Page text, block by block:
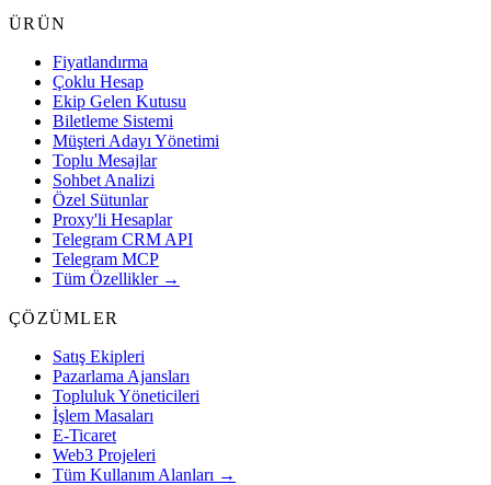
ÜRÜN
Fiyatlandırma
Çoklu Hesap
Ekip Gelen Kutusu
Biletleme Sistemi
Müşteri Adayı Yönetimi
Toplu Mesajlar
Sohbet Analizi
Özel Sütunlar
Proxy'li Hesaplar
Telegram CRM API
Telegram MCP
Tüm Özellikler →
ÇÖZÜMLER
Satış Ekipleri
Pazarlama Ajansları
Topluluk Yöneticileri
İşlem Masaları
E-Ticaret
Web3 Projeleri
Tüm Kullanım Alanları →